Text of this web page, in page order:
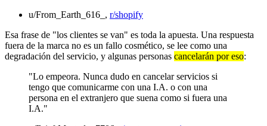
u/From_Earth_616_, r/shopify
Esa frase de "los clientes se van" es toda la apuesta. Una respuesta
fuera de la marca no es un fallo cosmético, se lee como una
degradación del servicio, y algunas personas cancelarán por eso:
"Lo empeora. Nunca dudo en cancelar servicios si
tengo que comunicarme con una I.A. o con una
persona en el extranjero que suena como si fuera una
I.A."